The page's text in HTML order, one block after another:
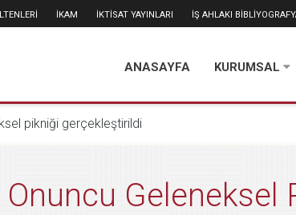
İKAM İKTİSAT YAYINLARI İŞ AHLAKI
ANASAYFA KURUMSAL
pikniği gerçekleştirildi
Onuncu